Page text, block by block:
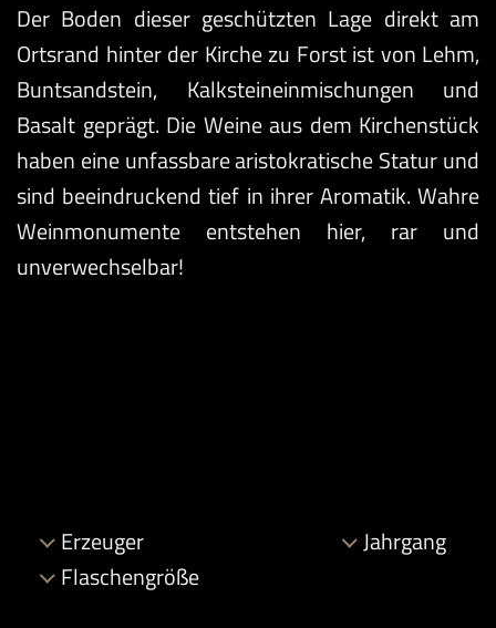
Der Boden dieser geschützten Lage direkt am
Ortsrand hinter der Kirche zu Forst ist von Lehm,
Buntsandstein, Kalksteineinmischungen und
Basalt geprägt. Die Weine aus dem Kirchenstück
haben eine unfassbare aristokratische Statur und
sind beeindruckend tief in ihrer Aromatik. Wahre
Weinmonumente entstehen hier, rar und
unverwechselbar!
Erzeuger
Jahrgang
Flaschengröße